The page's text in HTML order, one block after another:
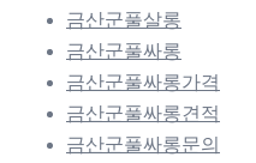
금산군풀살롱
금산군풀싸롱
금산군풀싸롱가격
금산군풀싸롱견적
금산군풀싸롱문의